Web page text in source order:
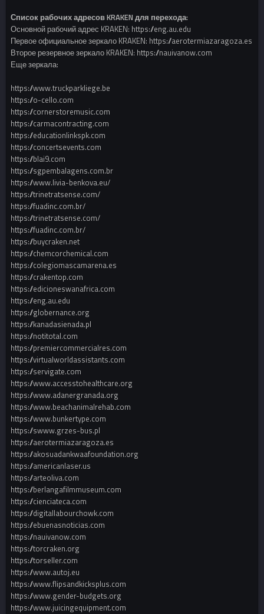
Список рабочих адресов KRAKEN для перехода:
Основной рабочий адрес KRAKEN: https://eng.au.edu
Первое официальное зеркало KRAKEN: https://aerotermiazaragoza.es
Второе резервное зеркало KRAKEN: https://nauivanow.com
Еще зеркала:
https://www.truckparkliege.be
https://o-cello.com
https://cornerstoremusic.com
https://carmacontracting.com
https://educationlinkspk.com
https://concertsevents.com
https://blai9.com
https://sgpembalagens.com.br
https://www.livia-benkova.eu/
https://trinetratsense.com/
https://fuadinc.com.br/
https://trinetratsense.com/
https://fuadinc.com.br/
https://buycraken.net
https://chemcorchemical.com
https://colegiomascamarena.es
https://crakentop.com
https://edicioneswanafrica.com
https://eng.au.edu
https://globernance.org
https://kanadasienada.pl
https://notitotal.com
https://premiercommercialres.com
https://virtualworldassistants.com
https://servigate.com
https://www.accesstohealthcare.org
https://www.adanergranada.org
https://www.beachanimalrehab.com
https://www.bunkertype.com
https://swww.grzes-bus.pl
https://aerotermiazaragoza.es
https://akosuadankwaafoundation.org
https://americanlaser.us
https://arteoliva.com
https://berlangafilmmuseum.com
https://cienciateca.com
https://digitallabourchowk.com
https://ebuenasnoticias.com
https://nauivanow.com
https://torcraken.org
https://torseller.com
https://www.autoj.eu
https://www.flipsandkicksplus.com
https://www.gender-budgets.org
https://www.juicingequipment.com